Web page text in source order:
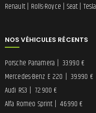
Renault| Rolls-Royce | Seat | Tesla
NOS VÉHICULES RÉCENTS
Porsche Panamera | 33.990 €
Mercedes-Benz E 220 | 39.990 €
Audi RS3 | 72.900 €
Alfa Romeo Sprint | 46.990 €